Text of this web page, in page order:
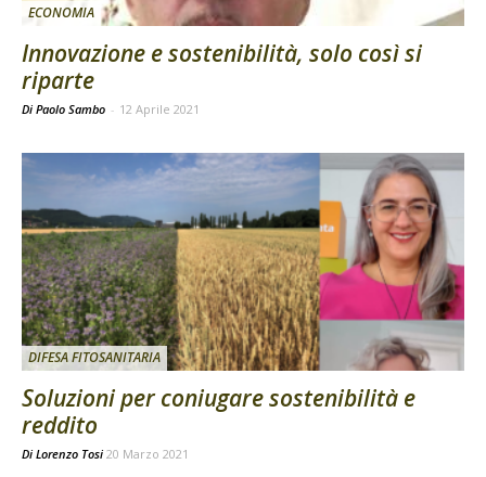
ECONOMIA
Innovazione e sostenibilità, solo così si
riparte
Di Paolo Sambo - 12 Aprile 2021
DIFESA FITOSANITARIA
Soluzioni per coniugare sostenibilità e
reddito
Di Lorenzo Tosi 20 Marzo 2021